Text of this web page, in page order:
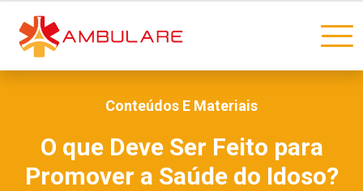
Conteúdos E Materiais
O que Deve Ser Feito para
Promover a Saúde do Idoso?